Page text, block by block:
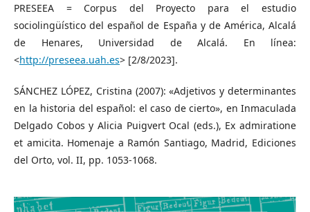
PRESEEA = Corpus del Proyecto para el estudio
sociolingüístico del español de España y de América, Alcalá
de Henares, Universidad de Alcalá. En línea:
<http://preseea.uah.es> [2/8/2023].
SÁNCHEZ LÓPEZ, Cristina (2007): «Adjetivos y determinantes
en la historia del español: el caso de cierto», en Inmaculada
Delgado Cobos y Alicia Puigvert Ocal (eds.), Ex admiratione
et amicita. Homenaje a Ramón Santiago, Madrid, Ediciones
del Orto, vol. II, pp. 1053-1068.